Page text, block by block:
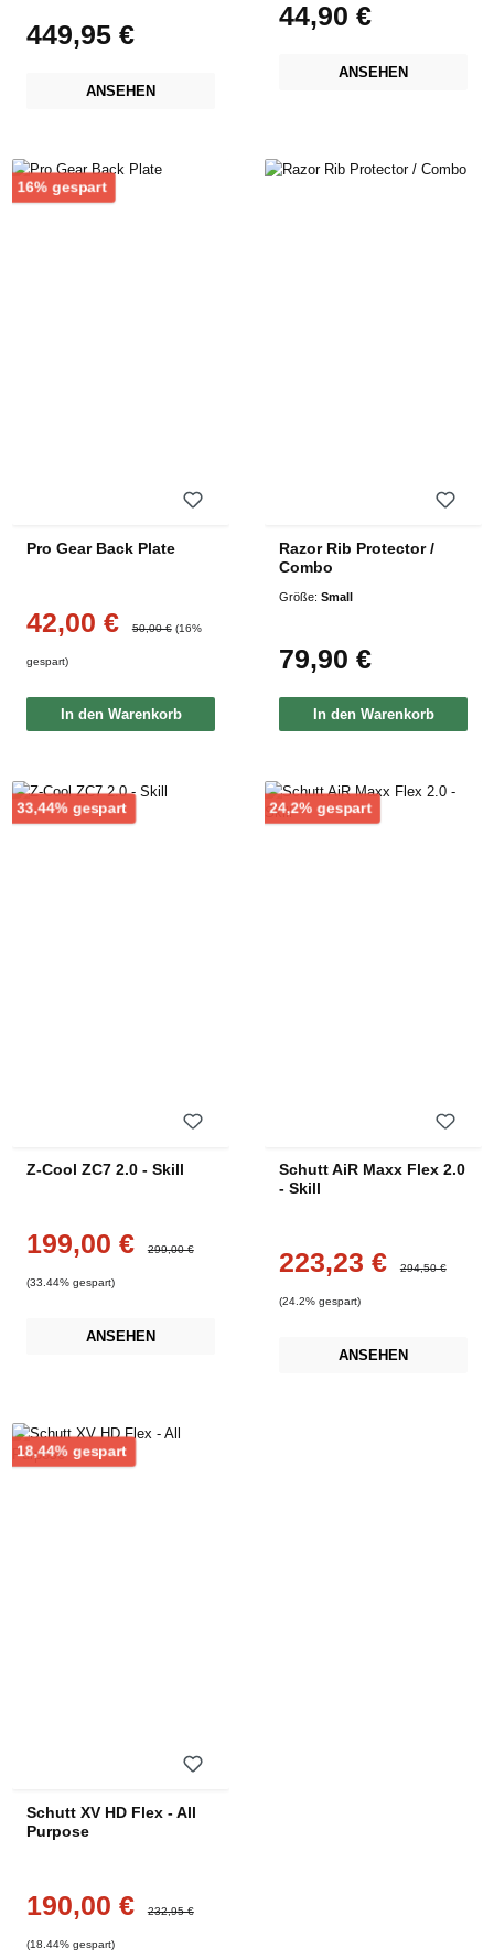
Regulärer Preis:
449,95 €
ANSEHEN
Regulärer Preis:
44,90 €
ANSEHEN
16% gespartRabatt
Pro Gear Back Plate
Verkaufspreis:
42,00 € 50,00 € (16%
gespart)
In den Warenkorb
Razor Rib Protector /
Combo
Größe: Small
Regulärer Preis:
79,90 €
In den Warenkorb
33,44% gespartRabatt
Z-Cool ZC7 2.0 - Skill
Verkaufspreis:
199,00 € Regulärer Preis:
299,00 €
(33.44% gespart)
ANSEHEN
24,2% gespartRabatt
Schutt AiR Maxx Flex 2.0
- Skill
Verkaufspreis:
223,23 € Regulärer Preis:
294,50 €
(24.2% gespart)
ANSEHEN
18,44% gespartRabatt
Schutt XV HD Flex - All
Purpose
Verkaufspreis:
190,00 € 232,95 €
(18.44% gespart)